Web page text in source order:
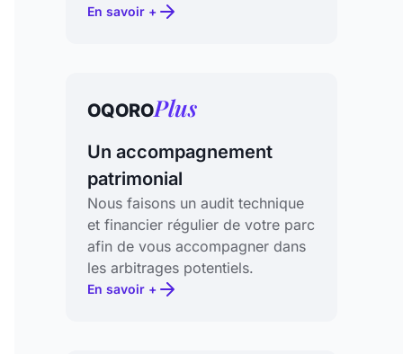
En savoir +
OQOROPlus
Un accompagnement
patrimonial
Nous faisons un audit technique
et financier régulier de votre parc
afin de vous accompagner dans
les arbitrages potentiels.
En savoir +